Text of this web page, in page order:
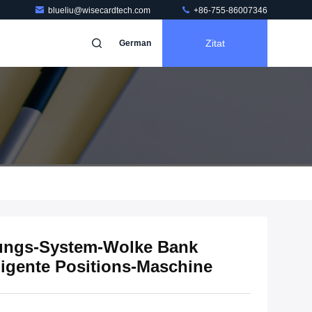
blueliu@wisecardtech.com +86-755-86007346
German Zitat
System-Wolke Bank
Positions-Maschine